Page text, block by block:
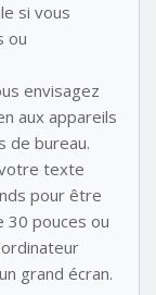
si vous
ou
envisagez
aux appareils
de bureau.
texte
pour être
30 pouces ou
grand écran.